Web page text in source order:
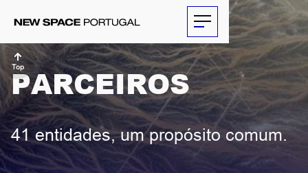
SOBRE
ATIVIDADES
Top
PARCEIROS
41 entidades, um propósito comum.